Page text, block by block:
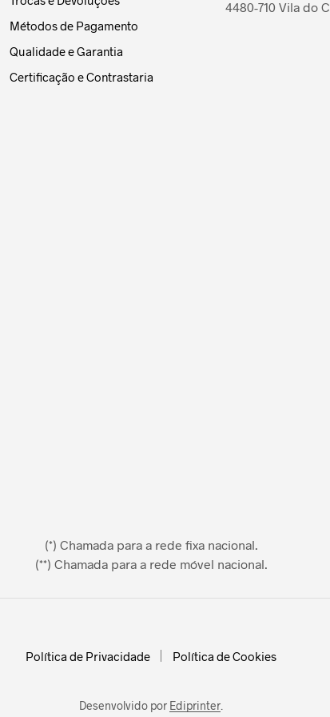
Métodos de Pagamento
Qualidade e Garantia
Certificação e Contrastaria
4480-710 Vila do
(*) Chamada para a rede fixa nacional.
(**) Chamada para a rede móvel nacional.
Política de Privacidade Política de Cookies
Desenvolvido por Ediprinter